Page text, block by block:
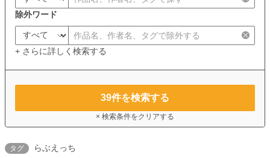
除外ワード
+ さらに詳しく検索する
39件を検索する
× 検索条件をクリアする
タグ らぶえっち